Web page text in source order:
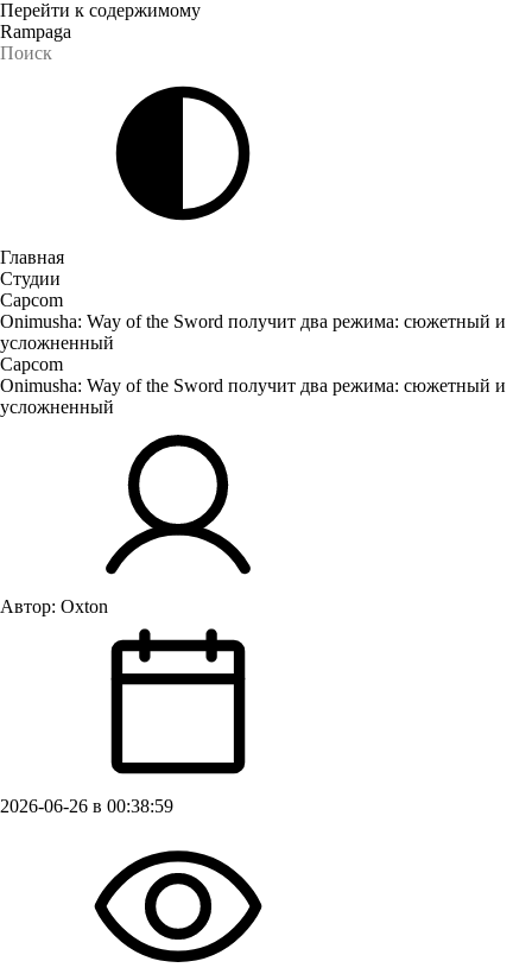
Перейти к содержимому
Rampaga
Главная
Студии
Capcom
Onimusha: Way of the Sword получит два режима: сюжетный и
усложненный
Capcom
Onimusha: Way of the Sword получит два режима: сюжетный и
усложненный
Автор: Oxton
2026-06-26 в 00:38:59